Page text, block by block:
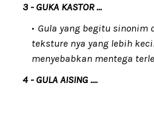
3 - GUKA KASTOR ...
Gula yang begitu sinonim
teksture nya yang lebih
menyebabkan mentega
4 - GULA AISING ....